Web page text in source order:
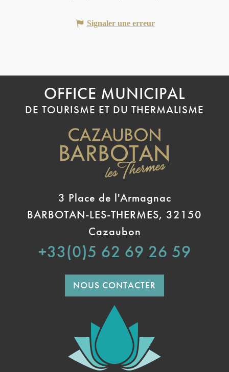
Signaler une erreur
OFFICE MUNICIPAL
DE TOURISME ET DU THERMALISME
3 Place de l'Armagnac
BARBOTAN-LES-THERMES, 32150
Cazaubon
+33(0)5 62 69 26 59
NOUS CONTACTER